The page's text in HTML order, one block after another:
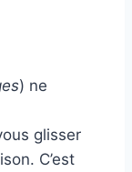
) ne
glisser
C’est